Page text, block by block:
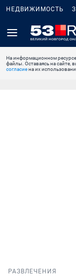
НЕДВИЖИМОСТЬ
На информационном
файлы. Оставаясь на сайте,
согласиена их
РАЗВЛЕЧЕНИЯ